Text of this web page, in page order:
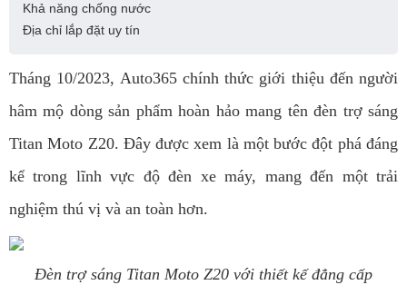
Khả năng chống nước
Địa chỉ lắp đặt uy tín
Tháng 10/2023, Auto365 chính thức giới thiệu đến người
hâm mộ dòng sản phẩm hoàn hảo mang tên đèn trợ sáng
Titan Moto Z20. Đây được xem là một bước đột phá đáng
kể trong lĩnh vực độ đèn xe máy, mang đến một trải
nghiệm thú vị và an toàn hơn.
Đèn trợ sáng Titan Moto Z20 với thiết kế đẳng cấp